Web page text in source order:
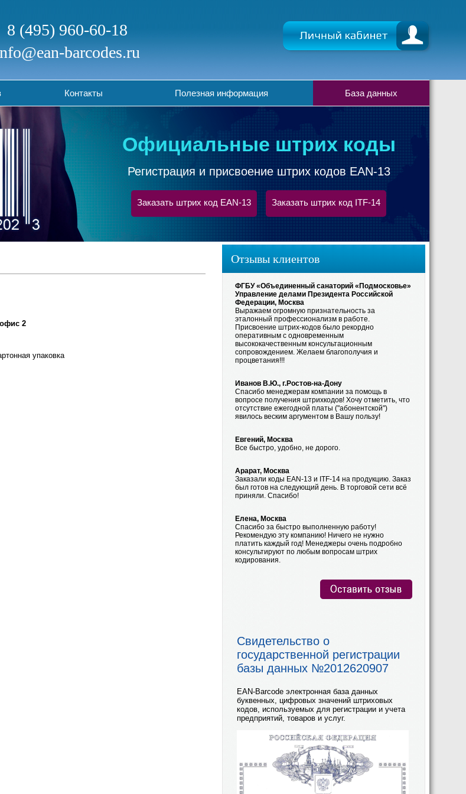
8 (495) 960-60-18
barcodes.ru
Контакты Полезная информация База данных
Официальные штрих коды
Регистрация и присвоение штрих кодов EAN-13
Заказать штрих код EAN-13 Заказать штрих код ITF-14
2
упаковка
Отзывы клиентов
ФГБУ «Объединенный санаторий «Подмосковье»
Управление делами Президента Российской
Федерации, Москва
Выражаем огромную признательность за
эталонный профессионализм в работе.
Присвоение штрих-кодов было рекордно
оперативным с одновременным
высококачественным консультационным
сопровождением. Желаем благополучия и
процветания!!!
Иванов В.Ю., г.Ростов-на-Дону
Спасибо менеджерам компании за помощь в
вопросе получения штрихкодов! Хочу отметить, что
отсутствие ежегодной платы ("абонентской")
явилось веским аргументом в Вашу пользу!
Евгений, Москва
Все быстро, удобно, не дорого.
Арарат, Москва
Заказали коды EAN-13 и ITF-14 на продукцию. Заказ
был готов на следующий день. В торговой сети всё
приняли. Спасибо!
Елена, Москва
Спасибо за быстро выполненную работу!
Рекомендую эту компанию! Ничего не нужно
платить каждый год! Менеджеры очень подробно
консультируют по любым вопросам штрих
кодирования.
Свидетельство о
государственной регистрации
базы данных №2012620907
EAN-Barcode электронная база данных
буквенных, цифровых значений штриховых
кодов, используемых для регистрации и учета
предприятий, товаров и услуг.